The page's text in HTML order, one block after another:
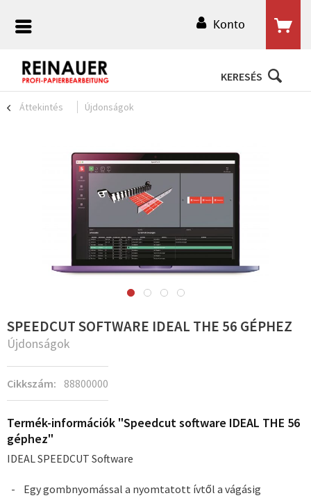
Konto
KERESÉS
Áttekintés Újdonságok
SPEEDCUT SOFTWARE IDEAL THE 56 GÉPHEZ
Újdonságok
Cikkszám: 88800000
Termék-információk "Speedcut software IDEAL THE 56
géphez"
IDEAL SPEEDCUT Software
Egy gombnyomással a nyomtatott ívtől a vágásig